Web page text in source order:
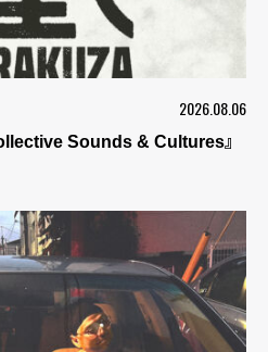
2026.08.06
Sounds & Cultures』